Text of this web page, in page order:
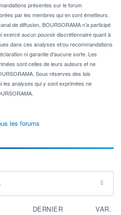
présentes sur le forum
par les membres qui en sont émetteurs.
de diffusion, BOURSORAMA n'a participé
exercé aucun pouvoir discrétionnaire quant à
dans ces analyses et/ou recommandations
ni garantie d'aucune sorte. Les
sont celles de leurs auteurs et ne
Sous réserves des lois
les analyses qui y sont exprimées ne
les forums
DERNIER VAR.